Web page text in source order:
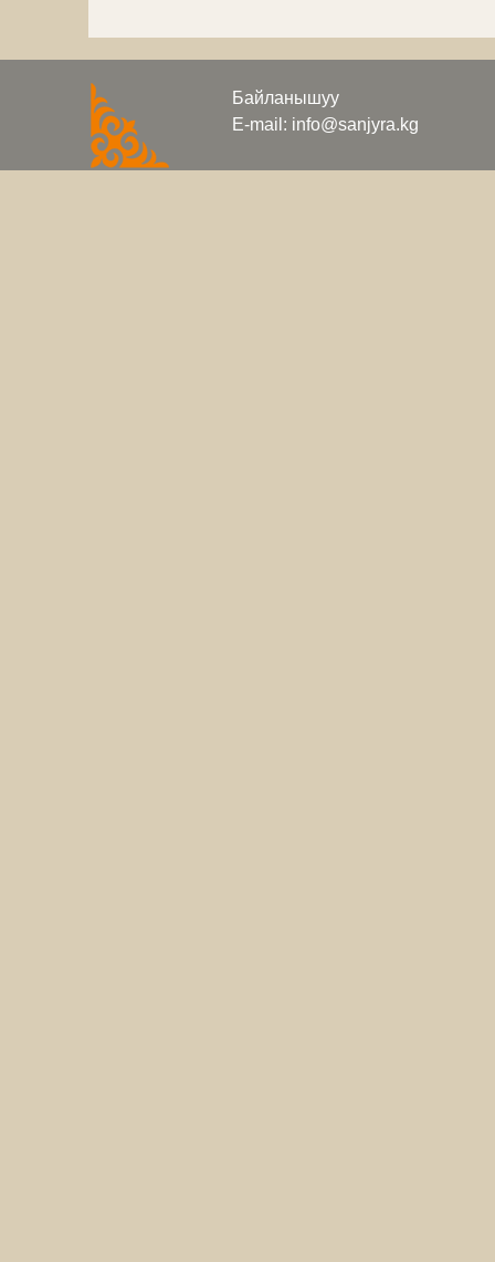
Байланышуу
E-mail: info@sanjyra.kg